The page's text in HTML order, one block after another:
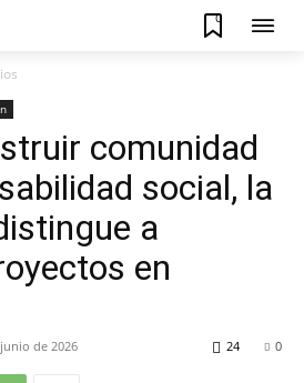
0
comunidad
social, la
a
en
de 2026 0
24